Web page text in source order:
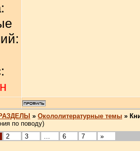
» Окололитературные темы »
по поводу)
2 3 … 6 7 »